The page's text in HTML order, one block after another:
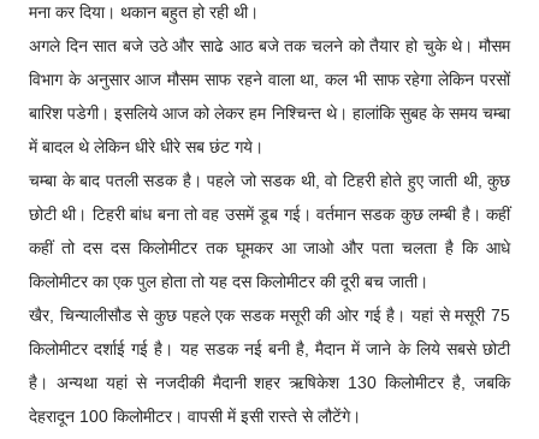
मना कर दिया। थकान बहुत हो रही थी।
अगले दिन सात बजे उठे और साढे आठ बजे तक चलने को तैयार हो चुके थे। मौसम
विभाग के अनुसार आज मौसम साफ रहने वाला था, कल भी साफ रहेगा लेकिन परसों
बारिश पडेगी। इसलिये आज को लेकर हम निश्चिन्त थे। हालांकि सुबह के समय चम्बा
में बादल थे लेकिन धीरे धीरे सब छंट गये।
चम्बा के बाद पतली सडक है। पहले जो सडक थी, वो टिहरी होते हुए जाती थी, कुछ
छोटी थी। टिहरी बांध बना तो वह उसमें डूब गई। वर्तमान सडक कुछ लम्बी है। कहीं
कहीं तो दस दस किलोमीटर तक घूमकर आ जाओ और पता चलता है कि आधे
किलोमीटर का एक पुल होता तो यह दस किलोमीटर की दूरी बच जाती।
खैर, चिन्यालीसौड से कुछ पहले एक सडक मसूरी की ओर गई है। यहां से मसूरी 75
किलोमीटर दर्शाई गई है। यह सडक नई बनी है, मैदान में जाने के लिये सबसे छोटी
है। अन्यथा यहां से नजदीकी मैदानी शहर ऋषिकेश 130 किलोमीटर है, जबकि
देहरादून 100 किलोमीटर। वापसी में इसी रास्ते से लौटेंगे।